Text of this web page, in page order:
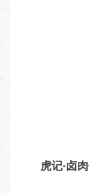
虎记·卤肉